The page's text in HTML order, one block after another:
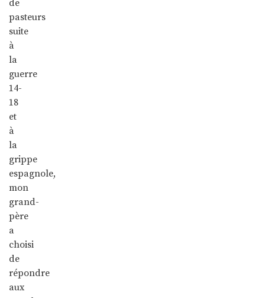
de
pasteurs
suite
à
la
guerre
14-
18
et
à
la
grippe
espagnole,
mon
grand-
père
a
choisi
de
répondre
aux